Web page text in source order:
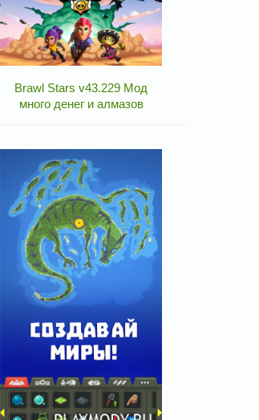
Brawl Stars v43.229 Мод
много денег и алмазов